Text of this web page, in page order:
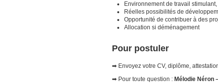
Environnement de travail
Réelles possibilités de
Opportunité de contribuer à des
Allocation si déménagement
Pour postuler
➡ Envoyez votre CV, diplôme,
➡ Pour toute question : Mélodie Néron